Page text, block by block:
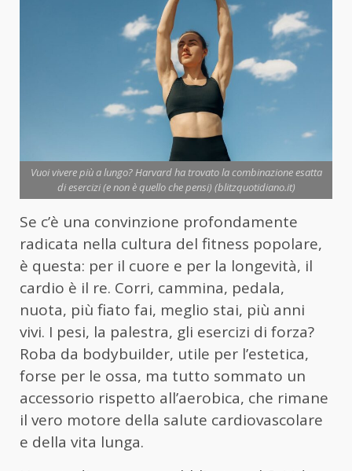
Vuoi vivere più a lungo? Harvard ha trovato la combinazione esatta
di esercizi (e non è quello che pensi) (blitzquotidiano.it)
Se c’è una convinzione profondamente
radicata nella cultura del fitness popolare,
è questa: per il cuore e per la longevità, il
cardio è il re. Corri, cammina, pedala,
nuota, più fiato fai, meglio stai, più anni
vivi. I pesi, la palestra, gli esercizi di forza?
Roba da bodybuilder, utile per l’estetica,
forse per le ossa, ma tutto sommato un
accessorio rispetto all’aerobica, che rimane
il vero motore della salute cardiovascolare
e della vita lunga.